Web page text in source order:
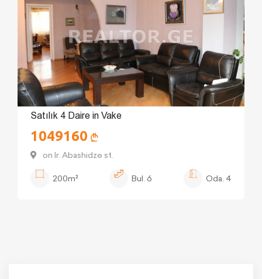
Satılık 4 Daire in Vake
1049160
on Ir. Abashidze st.
200m²
Bul. 6 Oda. 4